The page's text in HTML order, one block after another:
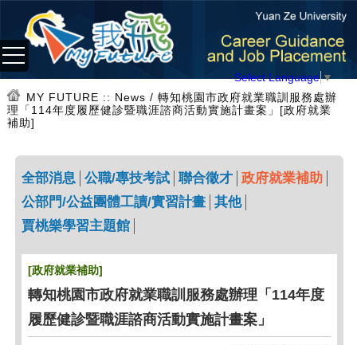
Select Language▼
MY FUTURE :: News / 轉知桃園市政府就業職訓服務處辦
理「114年度履歷健診暨職涯諮商活動實施計畫案」[政府就業
補助]
全部消息 公職/專技考試 聯合徵才 政府就業補助
公部門/公益團體工讀/實習計畫 其他
賈桃樂學習主題館
[政府就業補助]
轉知桃園市政府就業職訓服務處辦理「114年度
履歷健診暨職涯諮商活動實施計畫案」